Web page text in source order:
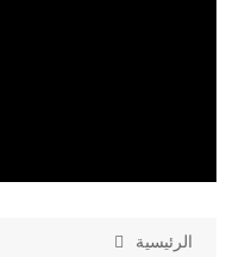
الرئيسية